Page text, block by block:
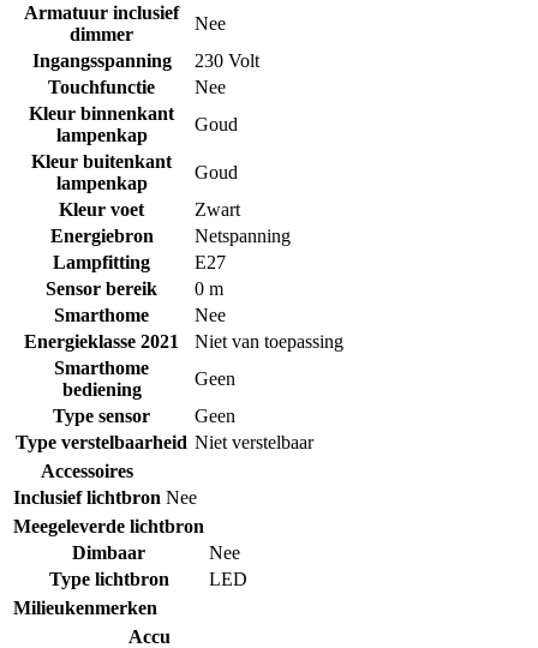
Armatuur inclusief
dimmer
Nee
Ingangsspanning
230 Volt
Touchfunctie
Nee
Kleur binnenkant
lampenkap
Goud
Kleur buitenkant
lampenkap
Goud
Kleur voet
Zwart
Energiebron
Netspanning
Lampfitting
E27
Sensor bereik
0 m
Smarthome
Nee
Energieklasse 2021
Niet van toepassing
Smarthome
bediening
Geen
Type sensor
Geen
Type verstelbaarheid Niet verstelbaar
Accessoires
Inclusief lichtbron Nee
Meegeleverde lichtbron
Dimbaar
Nee
Type lichtbron
LED
Milieukenmerken
Accu